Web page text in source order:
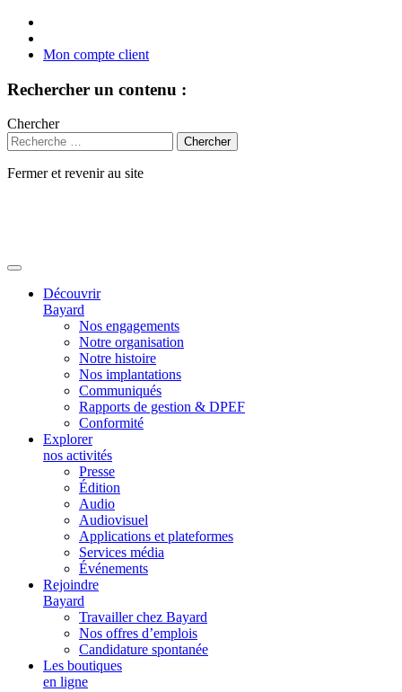
Mon compte client
Rechercher un contenu :
Chercher
Fermer et revenir au site
Découvrir
Bayard
Nos engagements
Notre organisation
Notre histoire
Nos implantations
Communiqués
Rapports de gestion & DPEF
Conformité
Explorer
nos activités
Presse
Édition
Audio
Audiovisuel
Applications et plateformes
Services média
Événements
Rejoindre
Bayard
Travailler chez Bayard
Nos offres d’emplois
Candidature spontanée
Les boutiques
en ligne